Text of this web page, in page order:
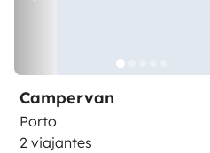
Campervan
Porto
2 viajantes